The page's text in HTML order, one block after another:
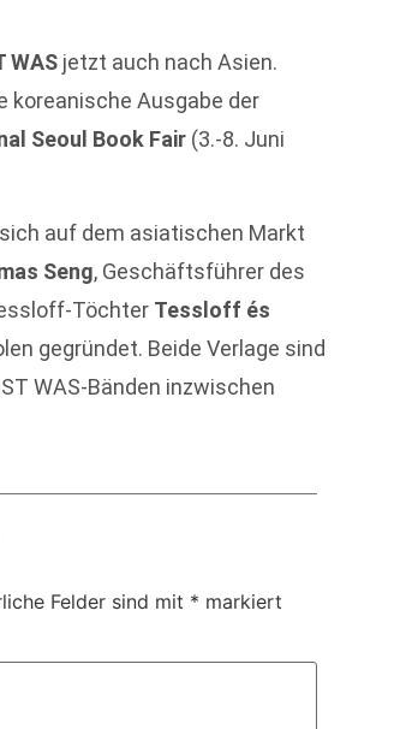
WAS jetzt auch nach Asien.
koreanische Ausgabe der
Seoul Book Fair (3.-8. Juni
sich auf dem asiatischen Markt
Seng, Geschäftsführer des
Töchter Tessloff és
gegründet. Beide Verlage sind
WAS-Bänden inzwischen
Felder sind mit * markiert